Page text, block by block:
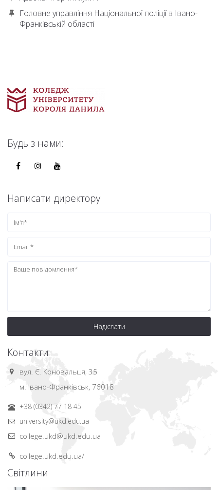
Головне управління Національної поліції в Івано-
Франківській області
Будь з нами:
Написати директору
Надіслати
Контакти
вул. Є. Коновальця, 35
м. Івано-Франківськ, 76018
+38 (0342) 77 18 45
university@ukd.edu.ua
college.ukd@ukd.edu.ua
college.ukd.edu.ua/
Світлини